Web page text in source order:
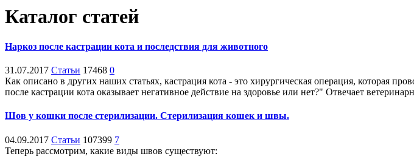
Каталог статей
Наркоз после кастрации кота и последствия для животного
31.07.2017 Статьи 17468 0
Как описано в других наших статьях, кастрация кота - это хирургическая операция, которая
после кастрации кота оказывает негативное действие на здоровье или нет?" Отвечает
Шов у кошки после стерилизации. Стерилизация кошек и швы.
04.09.2017 Статьи 107399 7
Теперь рассмотрим, какие виды швов существуют: